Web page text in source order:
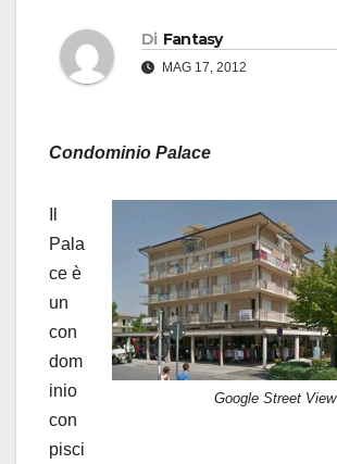
Di Fantasy
MAG 17, 2012
Condominio Palace
Google Street View
Pala
ce è
un
con
dom
inio
con
pisci